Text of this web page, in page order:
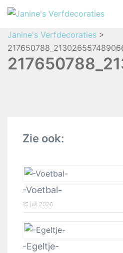
Janine's Verfdecoraties >
Zie ook:
-Voetbal-
15 juli 2026
-Egeltje-